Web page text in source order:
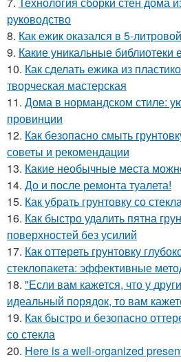
руководство
8. Как ежик оказался в 5-
9. Какие уникальные библиотеки
10. Как сделать ежика из
творческая мастерская
11. Дома в нормандском стиле:
провинции
12. Как безопасно смыть
советы и рекомендации
13. Какие необычные места
14. До и после ремонта туалета!
15. Как убрать грунтовку со
16. Как быстро удалить пятна
поверхностей без усилий
17. Как оттереть грунтовку
стеклопакета: эффективные
18. "Если вам кажется, что у
идеальный порядок, то вам
19. Как быстро и безопасно
со стекла
20. Here is a well-organized